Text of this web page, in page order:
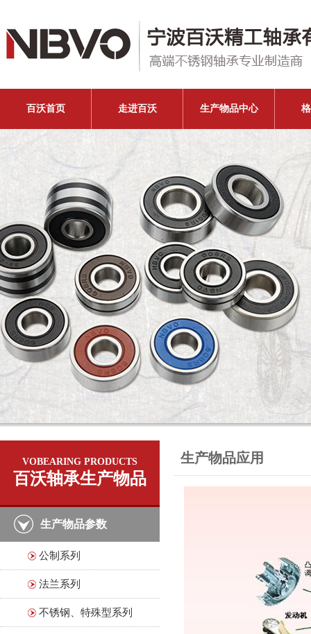
百沃首页 走进百沃 生产物品中心
VOBEARING PRODUCTS
百沃轴承生产物品
生产物品参数
公制系列
法兰系列
不锈钢、特殊型系列
生产物品应用